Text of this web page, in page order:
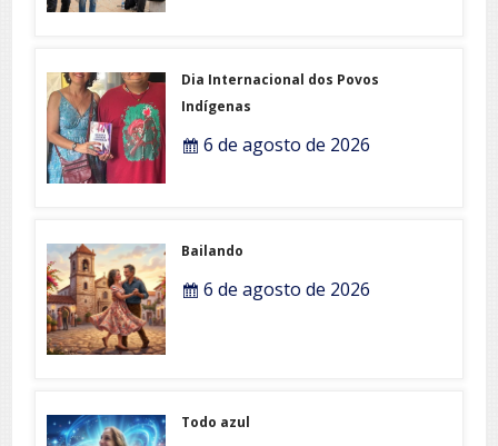
Dia Internacional dos Povos
Indígenas
6 de agosto de 2026
Bailando
6 de agosto de 2026
Todo azul